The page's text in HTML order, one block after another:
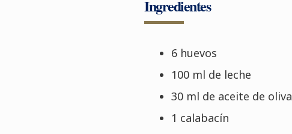
Ingredientes
6 huevos
100 ml de leche
30 ml de aceite de oliva
1 calabacín